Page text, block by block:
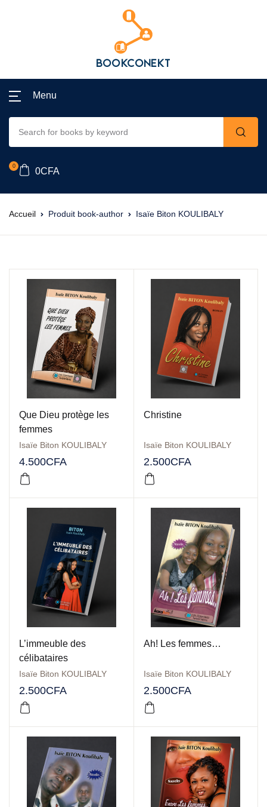
Menu
0
0CFA
Accueil Produit book-author Isaïe Biton KOULIBALY
Que Dieu protège les
femmes
Isaïe Biton KOULIBALY
4.500CFA
Christine
Isaïe Biton KOULIBALY
2.500CFA
L’immeuble des
célibataires
Isaïe Biton KOULIBALY
2.500CFA
Ah! Les femmes…
Isaïe Biton KOULIBALY
2.500CFA